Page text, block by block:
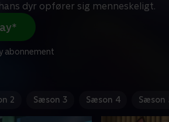
dyr opfører sig menneskeligt.
abonnement
2 Sæson 3 Sæson 4 Sæson